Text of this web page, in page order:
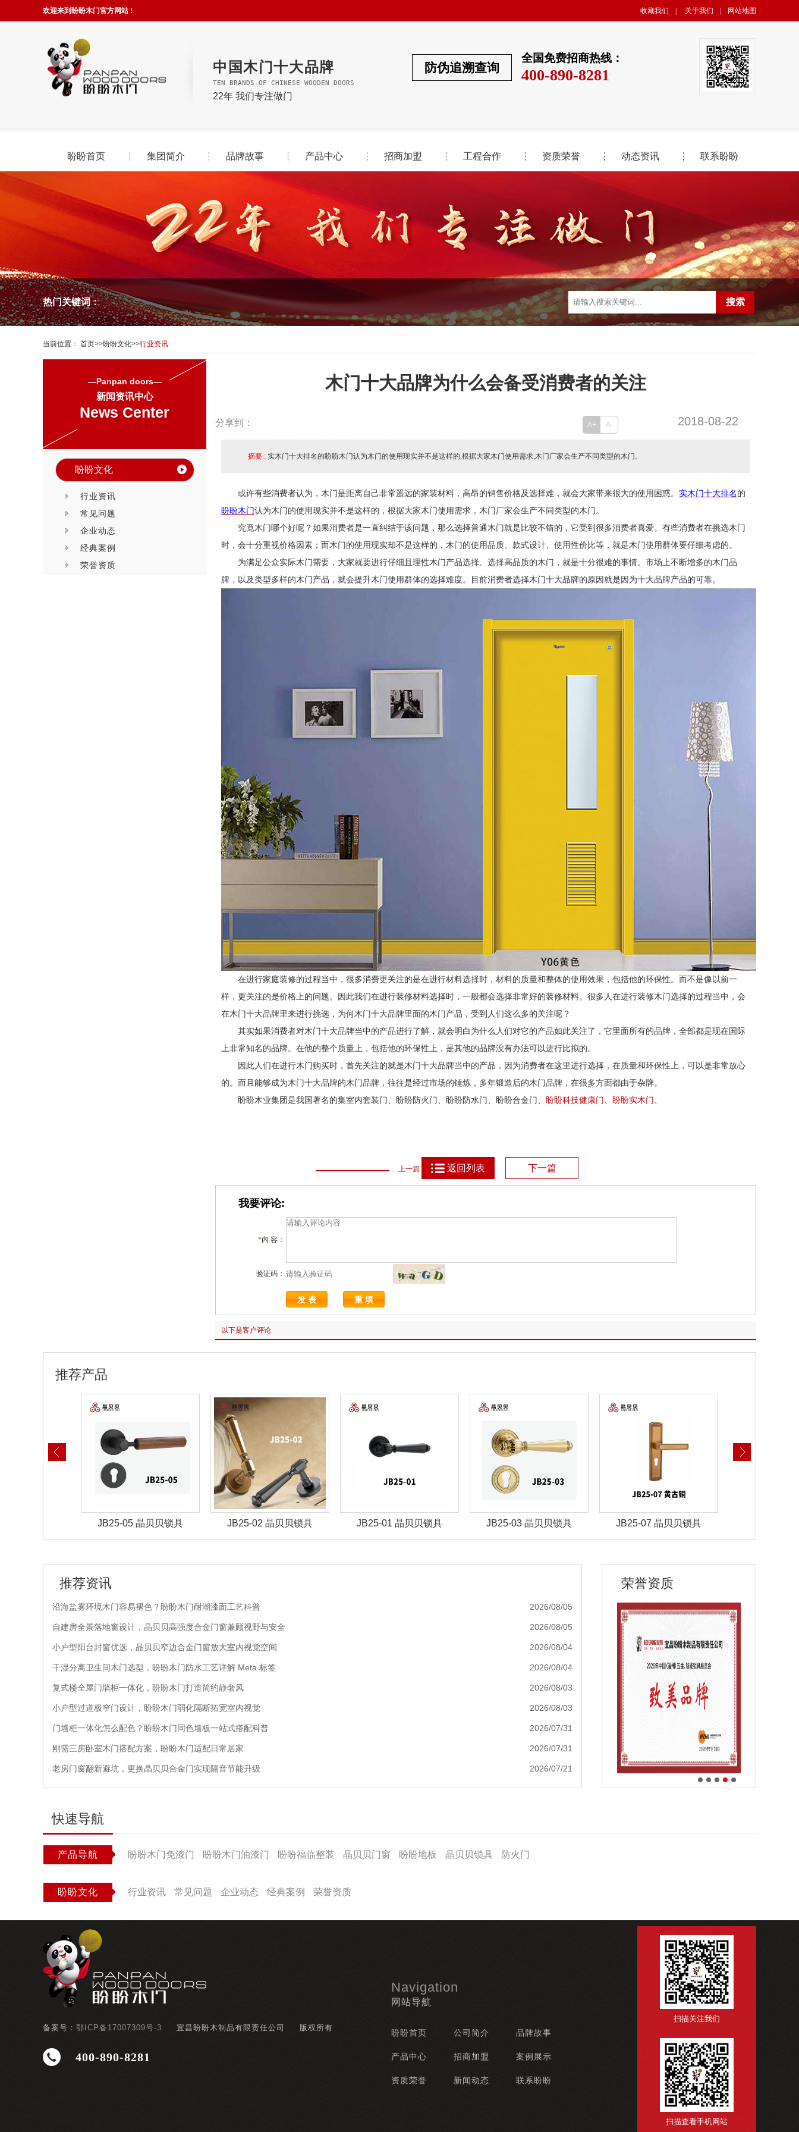
欢迎来到盼盼木门官方网站 ! 收藏我们 关于我们 网站地图
中国木门十大品牌
TEN BRANDS OF CHINESE WOODEN DOORS
22年 我们专注做门
全国免费招商热线：
400-890-8281
防伪追溯查询
盼盼首页 集团简介 品牌故事 产品中心 招商加盟 工程合作 资质荣誉 动态资讯 联系盼盼
热门关键词：
当前位置： 首页>>盼盼文化>>行业资讯
—Panpan doors—
新闻资讯中心
News Center
盼盼文化
行业资讯
常见问题
企业动态
经典案例
荣誉资质
木门十大品牌为什么会备受消费者的关注
分享到： 2018-08-22
A+ A-
摘要 : 实木门十大排名的盼盼木门认为木门的使用现实并不是这样的,根据大家木门使用需求,木门厂家会生产不同类型的木门。
或许有些消费者认为，木门是距离自己非常遥远的家装材料，高昂的销售价格及选择难，就会大家带来很大的使用困惑。 实木门十大排名 的
盼盼木门认为木门的使用现实并不是这样的，根据大家木门使用需求，木门厂家会生产不同类型的木门。
究竟木门哪个好呢？如果消费者是一直纠结于该问题，那么选择普通木门就是比较不错的，它受到很多消费者喜爱。有些消费者在挑选木门
时，会十分重视价格因素；而木门的使用现实却不是这样的，木门的使用品质、款式设计、使用性价比等，就是木门使用群体要仔细考虑的。
为满足公众实际木门需要，大家就要进行仔细且理性木门产品选择。选择高品质的木门，就是十分很难的事情。市场上不断增多的木门品
牌，以及类型多样的木门产品，就会提升木门使用群体的选择难度。目前消费者选择木门十大品牌的原因就是因为十大品牌产品的可靠。
在进行家庭装修的过程当中，很多消费更关注的是在进行材料选择时，材料的质量和整体的使用效果，包括他的环保性。而不是像以前一
样，更关注的是价格上的问题。因此我们在进行装修材料选择时，一般都会选择非常好的装修材料。很多人在进行装修木门选择的过程当中，会
在木门十大品牌里来进行挑选，为何木门十大品牌里面的木门产品，受到人们这么多的关注呢？
其实如果消费者对木门十大品牌当中的产品进行了解，就会明白为什么人们对它的产品如此关注了，它里面所有的品牌，全部都是现在国际
上非常知名的品牌。在他的整个质量上，包括他的环保性上，是其他的品牌没有办法可以进行比拟的。
因此人们在进行木门购买时，首先关注的就是木门十大品牌当中的产品，因为消费者在这里进行选择，在质量和环保性上，可以是非常放心
的。而且能够成为木门十大品牌的木门品牌，往往是经过市场的锤炼，多年锻造后的木门品牌，在很多方面都由于杂牌。
盼盼木业集团是我国著名的集室内套装门、盼盼防火门、盼盼防水门、盼盼合金门、 盼盼科技健康门 、 盼盼实木门 、
上一篇 返回列表 下一篇
我要评论:
*内 容：
验证码：
以下是客户评论
推荐产品
JB25-02 晶贝贝锁具 JB25-01 晶贝贝锁具 JB25-03 晶贝贝锁具 JB25-07 晶贝贝锁具 JBZ-30晶贝贝智能锁
推荐资讯
沿海盐雾环境木门容易褪色？盼盼木门耐潮漆面工艺科普 2026/08/05
自建房全景落地窗设计，晶贝贝高强度合金门窗兼顾视野与安全 2026/08/05
小户型阳台封窗优选，晶贝贝窄边合金门窗放大室内视觉空间 2026/08/04
干湿分离卫生间木门选型，盼盼木门防水工艺详解 Meta 标签 2026/08/04
复式楼全屋门墙柜一体化，盼盼木门打造简约静奢风 2026/08/03
小户型过道极窄门设计，盼盼木门弱化隔断拓宽室内视觉 2026/08/03
门墙柜一体化怎么配色？盼盼木门同色墙板一站式搭配科普 2026/07/31
刚需三房卧室木门搭配方案，盼盼木门适配日常居家 2026/07/31
老房门窗翻新避坑，更换晶贝贝合金门实现隔音节能升级 2026/07/21
荣誉资质
快速导航
产品导航 盼盼木门免漆门 盼盼木门油漆门 盼盼福临整装 晶贝贝门窗 盼盼地板 晶贝贝锁具 防火门
盼盼文化 行业资讯 常见问题 企业动态 经典案例 荣誉资质
备案号： 鄂ICP备17007309号-3 宜昌盼盼木制品有限责任公司 版权所有
400-890-8281
Navigation
网站导航
盼盼首页 公司简介 品牌故事
产品中心 招商加盟 案例展示
资质荣誉 新闻动态 联系盼盼
扫描关注我们
扫描查看手机网站